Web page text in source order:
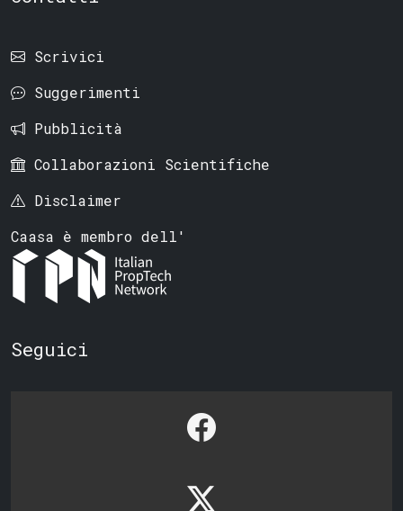
Scrivici
Suggerimenti
Pubblicità
Collaborazioni Scientifiche
Disclaimer
Caasa è membro dell'
Seguici